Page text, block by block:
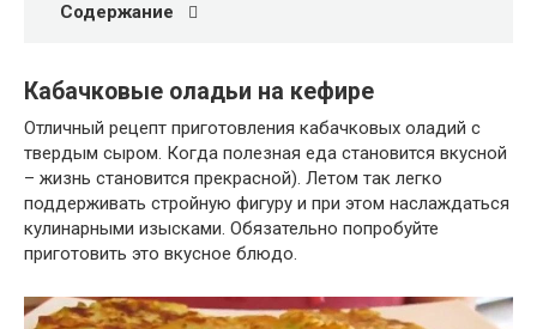
Содержание
Кабачковые оладьи на кефире
Отличный рецепт приготовления кабачковых оладий с
твердым сыром. Когда полезная еда становится вкусной
– жизнь становится прекрасной). Летом так легко
поддерживать стройную фигуру и при этом наслаждаться
кулинарными изысками. Обязательно попробуйте
приготовить это вкусное блюдо.